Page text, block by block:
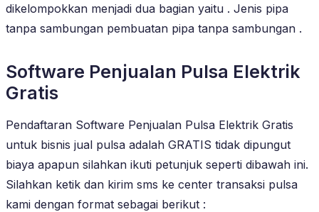
dikelompokkan menjadi dua bagian yaitu . Jenis pipa
tanpa sambungan pembuatan pipa tanpa sambungan .
Software Penjualan Pulsa Elektrik
Gratis
Pendaftaran Software Penjualan Pulsa Elektrik Gratis
untuk bisnis jual pulsa adalah GRATIS tidak dipungut
biaya apapun silahkan ikuti petunjuk seperti dibawah ini.
Silahkan ketik dan kirim sms ke center transaksi pulsa
kami dengan format sebagai berikut :